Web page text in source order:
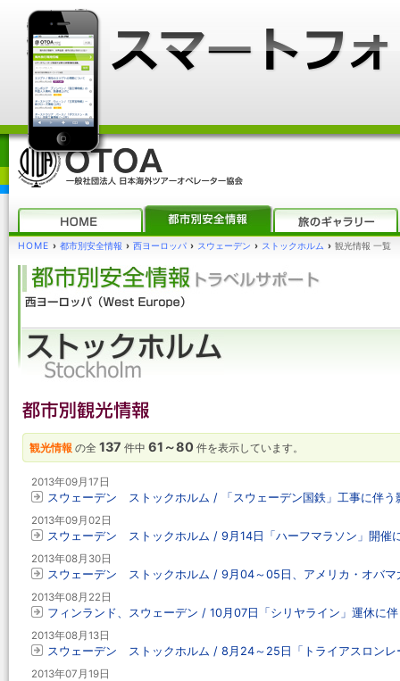
HOME › 都市別安全情報 › 西ヨーロッパ › スウェーデン › ストックホルム › 観光情報 一覧
観光情報 の全 137 件中 61～80 件を表示しています。
2013年09月17日
スウェーデン ストックホルム / 「スウェーデン国鉄」工事に伴う
2013年09月02日
スウェーデン ストックホルム / 9月14日「ハーフマラソン」開催
2013年08月30日
スウェーデン ストックホルム / 9月04～05日、アメリカ・オバマ
2013年08月22日
フィンランド、スウェーデン / 10月07日「シリヤライン」運休に
2013年08月13日
スウェーデン ストックホルム / 8月24～25日「トライアスロンレ
2013年07月19日